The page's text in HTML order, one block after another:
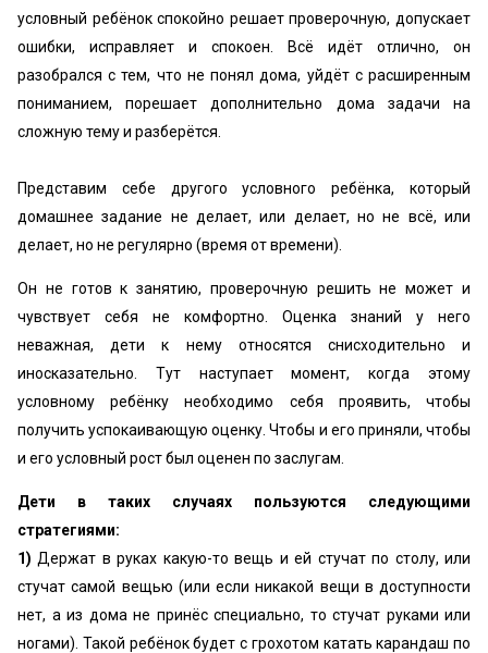
условный ребёнок спокойно решает проверочную, допускает
ошибки, исправляет и спокоен. Всё идёт отлично, он
разобрался с тем, что не понял дома, уйдёт с расширенным
пониманием, порешает дополнительно дома задачи на
сложную тему и разберётся.
Представим себе другого условного ребёнка, который
домашнее задание не делает, или делает, но не всё, или
делает, но не регулярно (время от времени).
Он не готов к занятию, проверочную решить не может и
чувствует себя не комфортно. Оценка знаний у него
неважная, дети к нему относятся снисходительно и
иносказательно. Тут наступает момент, когда этому
условному ребёнку необходимо себя проявить, чтобы
получить успокаивающую оценку. Чтобы и его приняли, чтобы
и его условный рост был оценен по заслугам.
Дети в таких случаях пользуются следующими
стратегиями:
1) Держат в руках какую-то вещь и ей стучат по столу, или
стучат самой вещью (или если никакой вещи в доступности
нет, а из дома не принёс специально, то стучат руками или
ногами). Такой ребёнок будет с грохотом катать карандаш по